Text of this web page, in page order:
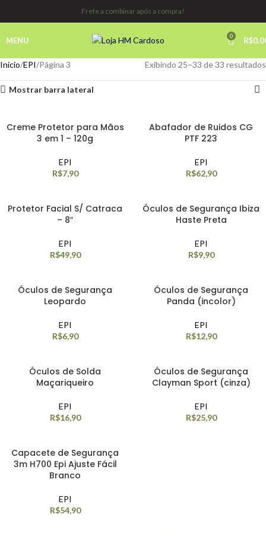
Frete a combinar após a compra!
MENU 0 R$
Início EPI Página 3 Exibindo 25–33 de 33 resultados
Mostrar barra lateral
Creme Protetor para Mãos
3 em 1 – 120g
EPI
R$7,90
Abafador de Ruidos CG
PTF 223
EPI
R$62,90
Protetor Facial S/ Catraca
– 8″
EPI
R$49,90
Óculos de Segurança Ibiza
Haste Preta
EPI
R$9,90
Óculos de Segurança
Leopardo
EPI
R$6,90
Óculos de Segurança
Panda (incolor)
EPI
R$12,90
Óculos de Solda
Maçariqueiro
EPI
R$16,90
Óculos de Segurança
Clayman Sport (cinza)
EPI
R$25,90
Capacete de Segurança
3m H700 Epi Ajuste Fácil
Branco
EPI
R$54,90